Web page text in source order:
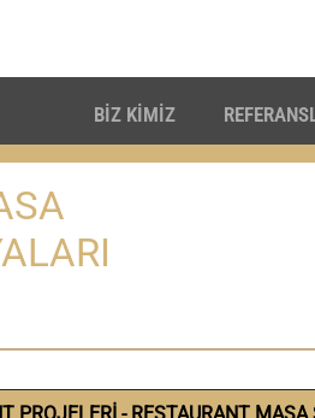
BİZ KİMİZ
PROJELERİ - RESTAURANT MASA